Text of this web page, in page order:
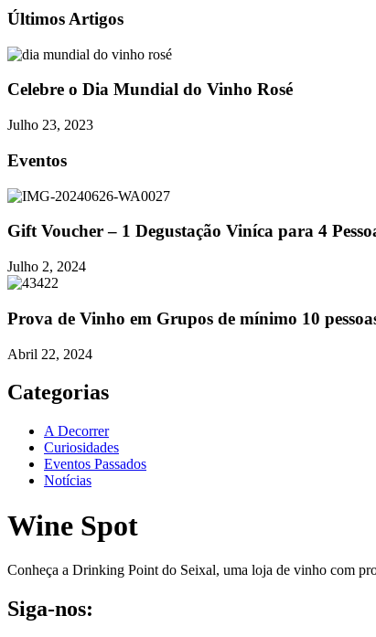
Últimos Artigos
Celebre o Dia Mundial do Vinho Rosé
Julho 23, 2023
Eventos
Gift Voucher – 1 Degustação Viníca para 4
Julho 2, 2024
Prova de Vinho em Grupos de mínimo 10
Abril 22, 2024
Categorias
A Decorrer
Curiosidades
Eventos Passados
Notícias
Wine Spot
Conheça a Drinking Point do Seixal, uma loja de vinho com
Siga-nos: